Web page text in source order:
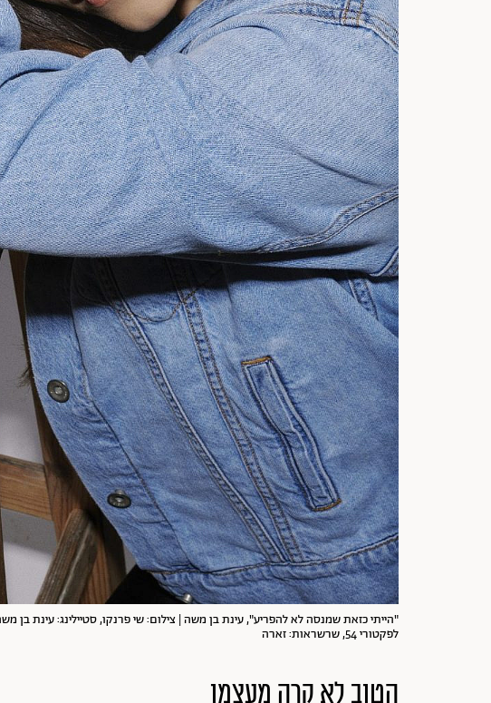
לפקטורי 54, שרשראות: זארה
הטוב לא קרה מעצמו